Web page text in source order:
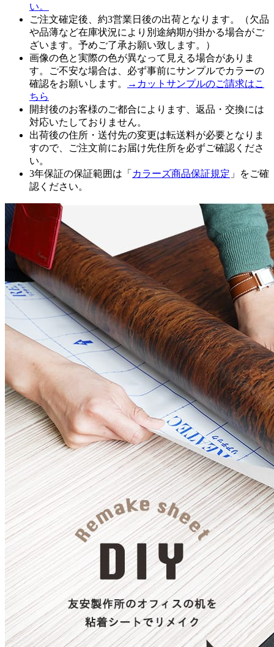
い。
ご注文確定後、約3営業日後の出荷となります。（欠品
や品薄など在庫状況により別途納期が掛かる場合がご
ざいます。予めご了承お願い致します。）
画像の色と実際の色が異なって見える場合がありま
す。ご不安な場合は、必ず事前にサンプルでカラーの
確認をお願いします。
→カットサンプルのご請求はこ
ちら
開封後のお客様のご都合によります、返品・交換には
対応いたしておりません。
出荷後の住所・送付先の変更は転送料が必要となりま
すので、ご注文前にお届け先住所を必ずご確認くださ
い。
3年保証の保証範囲は「 カラーズ商品保証規定 」をご確
認ください。